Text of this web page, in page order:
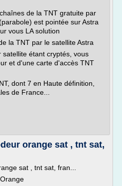
de la TNT gratuite par
est pointée sur Astra
vous LA solution
la TNT par le satellite Astra
étant cryptés, vous
et d'une carte d'accès TNT
dont 7 en Haute définition,
de France...
orange sat , tnt sat,
sat , tnt sat, fran...